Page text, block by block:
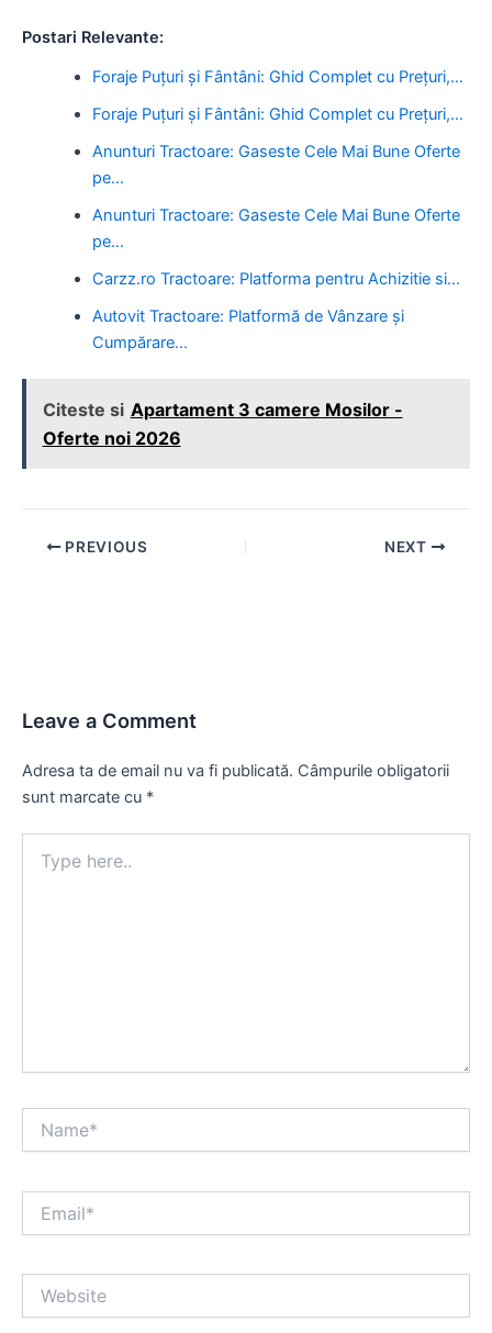
Postari Relevante:
Foraje Puțuri și Fântâni: Ghid Complet cu Prețuri,…
Foraje Puțuri și Fântâni: Ghid Complet cu Prețuri,…
Anunturi Tractoare: Gaseste Cele Mai Bune Oferte
pe…
Anunturi Tractoare: Gaseste Cele Mai Bune Oferte
pe…
Carzz.ro Tractoare: Platforma pentru Achizitie si…
Autovit Tractoare: Platformă de Vânzare și
Cumpărare…
Citeste si Apartament 3 camere Mosilor -
Oferte noi 2026
Post PREVIOUS NEXT
Leave a Comment
Adresa ta de email nu va fi publicată. Câmpurile obligatorii
sunt marcate cu *
here..